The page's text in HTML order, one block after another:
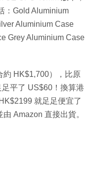
：Gold Aluminium
Aluminium Case
Grey Aluminium Case
約 HK$1,700），比原
平了 US$60！換算港
就足足便宜了
Amazon 直接出貨。